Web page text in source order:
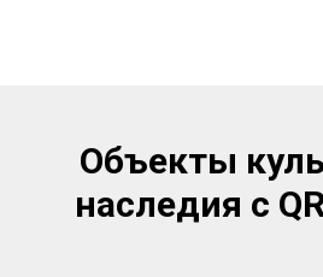
Объекты
наследия с